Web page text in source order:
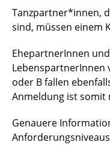
Tanzpartner*innen,
sind, müssen einem
EhepartnerInnen
LebenspartnerInnen
oder B fallen
Anmeldung ist somit
Genauere